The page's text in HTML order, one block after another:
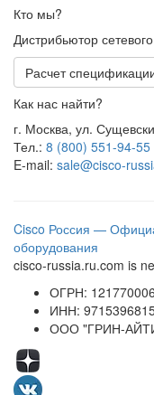
Кто мы?
Дистрибьютор
Расчет
Как нас найти?
г. Москва, ул.
Тел.: 8 (800) 551-94-55
E-mail: sale@cisco-
Cisco Россия —
оборудования
cisco-russia.ru.com is
ОГРН:
ИНН:
ООО "ГРИН-